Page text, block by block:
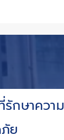
รักษาความ
ย